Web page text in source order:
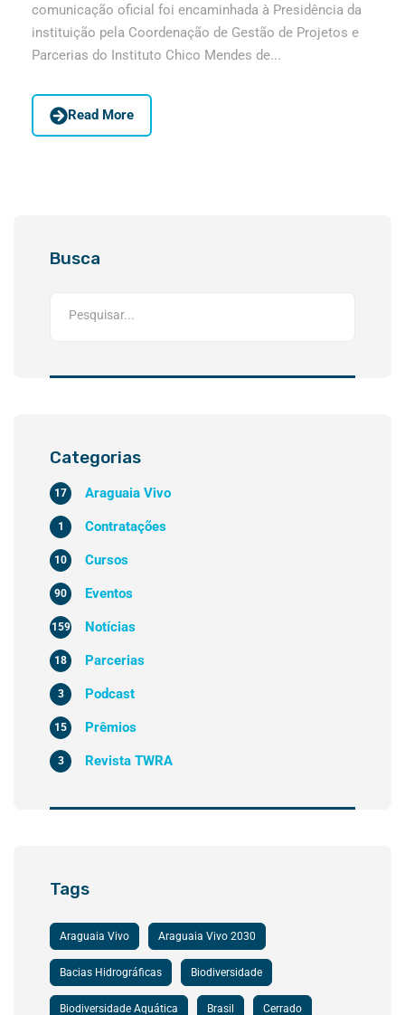
comunicação oficial foi encaminhada à Presidência da
instituição pela Coordenação de Gestão de Projetos e
Parcerias do Instituto Chico Mendes de...
Read More
Busca
Categorias
Araguaia Vivo
17
Contratações
1
Cursos
10
Eventos
90
Notícias
159
Parcerias
18
Podcast
3
Prêmios
15
Revista TWRA
3
Tags
Araguaia Vivo Araguaia Vivo 2030
Bacias Hidrográficas Biodiversidade
Biodiversidade Aquática Brasil Cerrado